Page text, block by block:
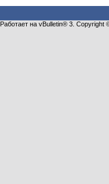
Работает на vBulletin® 3.